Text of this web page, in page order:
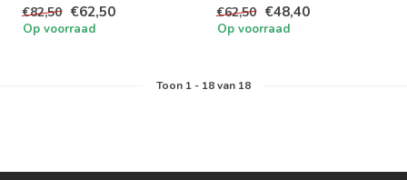
parkeerplaatsen of gev...
€82,50 €62,50
Op voorraad
gevel...
€62,50 €48,40
Op voorraad
Toon 1- 18van 18